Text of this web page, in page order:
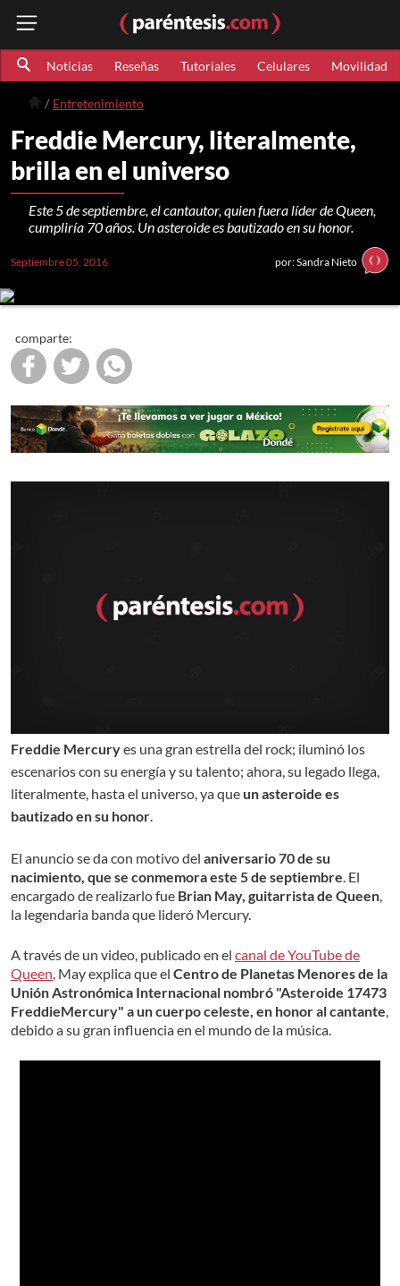
Noticias Reseñas Tutoriales Celulares Movilidad
Entretenimiento
Freddie Mercury, literalmente,
brilla en el universo
Este 5 de septiembre, el cantautor, quien fuera líder de Queen,
cumpliría 70 años. Un asteroide es bautizado en su honor.
Septiembre 05, 2016 por: Sandra Nieto
comparte:
Freddie Mercuryes una gran estrella del rock; iluminó los
escenarios con su energía y su talento; ahora, su legado llega,
literalmente, hasta el universo, ya que un asteroide es
bautizado en su honor.
El anuncio se da con motivo del aniversario 70 de su
nacimiento, que se conmemora este 5 de septiembre. El
encargado de realizarlo fue Brian May, guitarrista de Queen,
la legendaria banda que lideró Mercury.
A través de un video, publicado en el canal de YouTube de
Queen, May explica que el Centro de Planetas Menores de la
Unión Astronómica Internacional nombró "Asteroide 17473
FreddieMercury" a un cuerpo celeste, en honor al cantante,
debido a su gran influencia en el mundo de la música.